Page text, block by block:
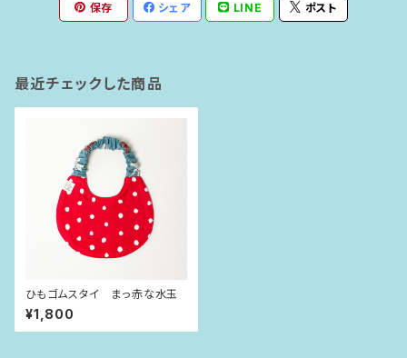
保存 シェア LINE ポスト
最近チェックした商品
ひもゴムスタイ まっ赤な水玉
¥1,800